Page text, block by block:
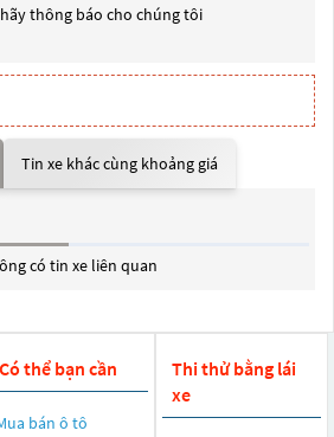
thông báo cho chúng tôi
Tin xe khác cùng khoảng giá
có tin xe liên quan
Có thể bạn cần
bán ô tô
Thi thử bằng lái
xe